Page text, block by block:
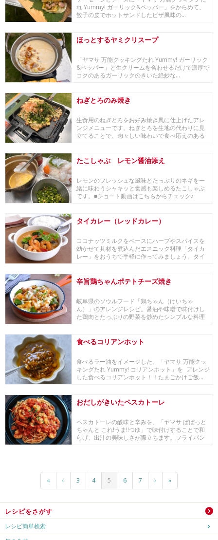
れ Yummy! ガーリック&ペッパー」をからめて、
餃子の皮でホットサンドしたピザ風味の...
ほっとするヤミクリスープ
「ヤマサ 万能クッキングたれ Yummy! ガーリック
&ペッパー」と生クリームを合わせるだけで濃厚で
コクのあるガーリックのきいた絶妙な...
ねぎとろのみ焼き
生食用のねぎとろをお好み焼き風に仕上げたアレ
ンジメニューです。ねぎとろを生地の代わりに見
立てることで、肉々しい味わいで食べ応えのある
たこしゃぶ レモン醤油添え
レモンのフレッシュな風味とたっぷりのネギを一
緒に味わうシャキッと食感も楽しめるたこしゃぶ
です。■ショート動画はこちらからチェック♪
タイカレー（レッドカレー）
ココナッツミルクをベースにハーブやスパイスを
効かせて具材を煮込んだエスニック料理「タイカ
レー」をおうちで手軽に作ってみましょう。タイ
辛旨鶏ちゃんポテトチーズ焼き
岐阜県のソウルフード「鶏ちゃん（けいちゃ
ん）」のアレンジレシピ。醤油や味噌で味付けし
た鶏肉とたっぷりの野菜を炒めたシンプルな料理
食べるコリアンホット
食べるラー油をイメージした、「ヤマサ 万能クッ
キングたれ Yummy! コリアンホット」を アレンジ
した食べるコリアンホット！！たまごかけご飯...
おだしがきいたペスカトーレ
ペスカトーレの酸味と辛みを、「ヤマサ ぱぱっと
ちゃんと これ!うま!!つゆ」で味付けすることで和
らげ、出汁の美味しさが際立ちます。フライパン
« ‹ 3 4 5 6 7 › »
レシピをさがす
レシピ簡単検索